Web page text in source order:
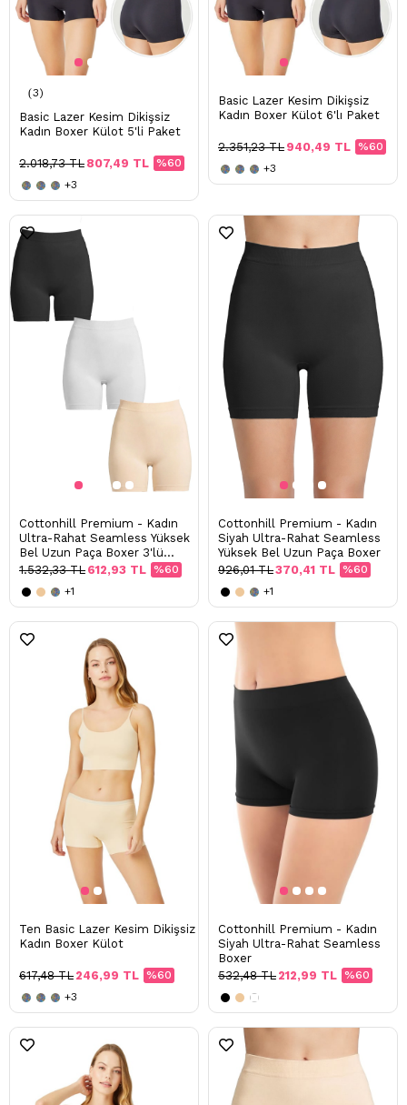
3
Basic Lazer Kesim Dikişsiz
Kadın Boxer Külot 5'li Paket
%60
807,49 TL
2.018,73 TL
+3
Basic Lazer Kesim Dikişsiz
Kadın Boxer Külot 6'lı Paket
%60
940,49 TL
2.351,23 TL
+3
Cottonhill Premium - Kadın
Ultra-Rahat Seamless Yüksek
Bel Uzun Paça Boxer 3'lü
Paket
%60
612,93 TL
1.532,33 TL
+1
Cottonhill Premium - Kadın
Siyah Ultra-Rahat Seamless
Yüksek Bel Uzun Paça Boxer
%60
370,41 TL
926,01 TL
+1
Ten Basic Lazer Kesim Dikişsiz
Kadın Boxer Külot
%60
246,99 TL
617,48 TL
+3
Cottonhill Premium - Kadın
Siyah Ultra-Rahat Seamless
Boxer
%60
212,99 TL
532,48 TL